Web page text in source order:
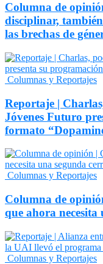
Columna de
disciplinar,
las brechas de
Columnas y Reportajes
Reportaje |
Jóvenes Futuro
formato
Columnas y Reportajes
Columna de
que ahora
Columnas y Reportajes